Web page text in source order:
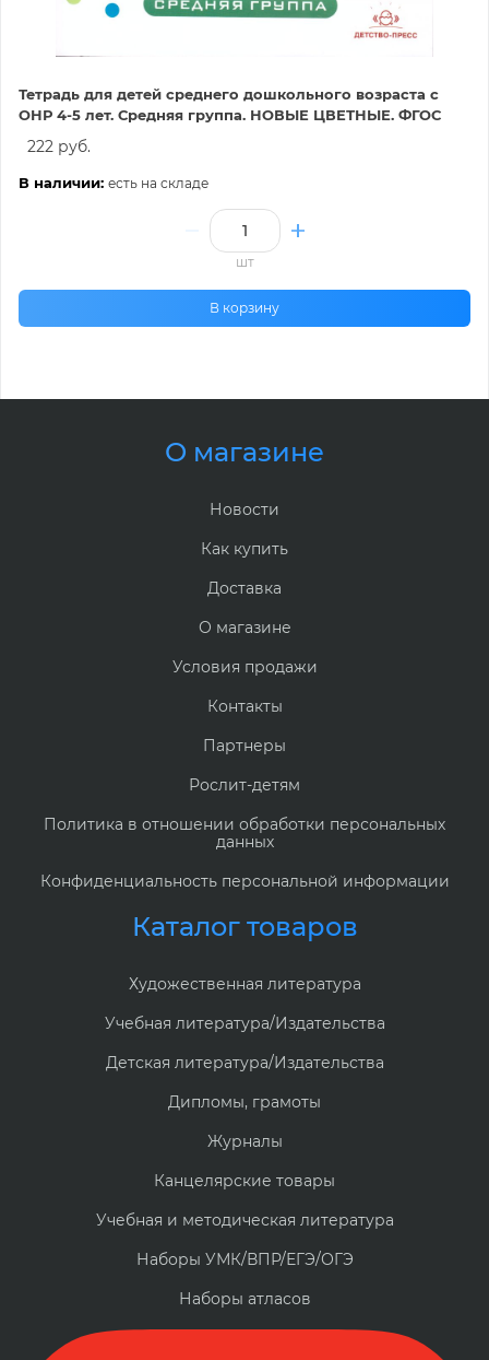
Тетрадь для детей среднего дошкольного возраста с
ОНР 4-5 лет. Средняя группа. НОВЫЕ ЦВЕТНЫЕ. ФГОС
222 руб.
В наличии: есть на складе
шт
В корзину
О магазине
Новости
Как купить
Доставка
О магазине
Условия продажи
Контакты
Партнеры
Рослит-детям
Политика в отношении обработки персональных
данных
Конфиденциальность персональной информации
Каталог товаров
Художественная литература
Учебная литература/Издательства
Детская литература/Издательства
Дипломы, грамоты
Журналы
Канцелярские товары
Учебная и методическая литература
Наборы УМК/ВПР/ЕГЭ/ОГЭ
Наборы атласов